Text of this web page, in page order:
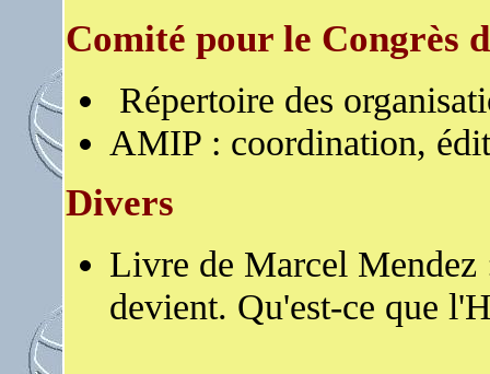
Comité pour le Congrès
Répertoire des
AMIP : coordination,
Divers
Livre de Marcel Mendez
devient. Qu'est-ce que